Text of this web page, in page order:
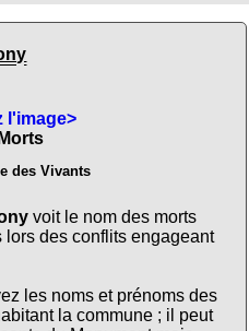
l'image>
des Vivants
voit le nom des morts
lors des conflits engageant
les noms et prénoms des
la commune ; il peut